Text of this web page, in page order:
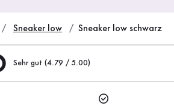
Sneaker low Sneaker low schwarz
Sehr gut (4.79 / 5.00)